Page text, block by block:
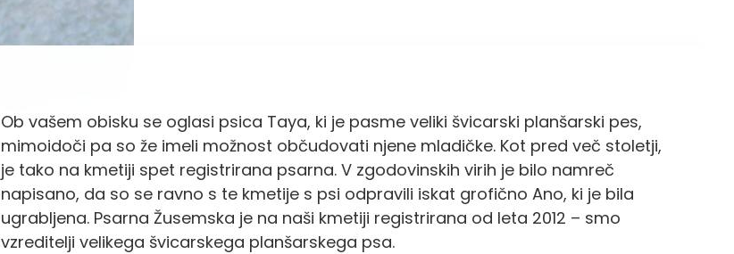
Ob vašem obisku se oglasi psica Taya, ki je pasme veliki švicarski planšarski pes,
mimoidoči pa so že imeli možnost občudovati njene mladičke. Kot pred več stoletji,
je tako na kmetiji spet registrirana psarna. V zgodovinskih virih je bilo namreč
napisano, da so se ravno s te kmetije s psi odpravili iskat grofično Ano, ki je bila
ugrabljena. Psarna Žusemska je na naši kmetiji registrirana od leta 2012 – smo
vzreditelji velikega švicarskega planšarskega psa.